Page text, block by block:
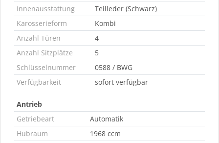
Innenausstattung
Teilleder (Schwarz)
Karosserieform
Kombi
Anzahl Türen
4
Anzahl Sitzplätze
5
Schlüsselnummer
0588 / BWG
Verfügbarkeit
sofort verfügbar
Antrieb
Getriebeart
Automatik
Hubraum
1968 ccm